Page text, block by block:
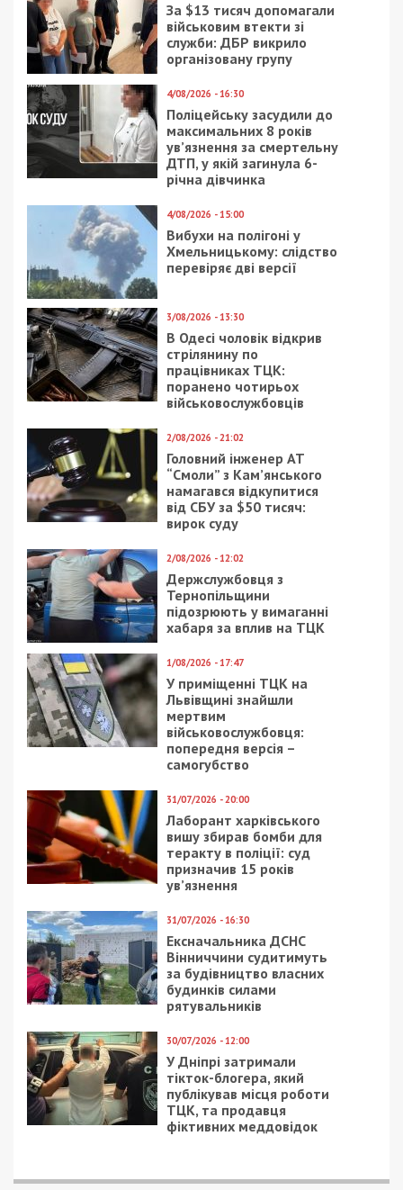
За $13 тисяч допомагали
військовим втекти зі
служби: ДБР викрило
організовану групу
4/08/2026 - 16:30
Поліцейську засудили до
максимальних 8 років
ув’язнення за смертельну
ДТП, у якій загинула 6-
річна дівчинка
4/08/2026 - 15:00
Вибухи на полігоні у
Хмельницькому: слідство
перевіряє дві версії
3/08/2026 - 13:30
В Одесі чоловік відкрив
стрілянину по
працівниках ТЦК:
поранено чотирьох
військовослужбовців
2/08/2026 - 21:02
Головний інженер АТ
“Смоли” з Кам’янського
намагався відкупитися
від СБУ за $50 тисяч:
вирок суду
2/08/2026 - 12:02
Держслужбовця з
Тернопільщини
підозрюють у вимаганні
хабаря за вплив на ТЦК
1/08/2026 - 17:47
У приміщенні ТЦК на
Львівщині знайшли
мертвим
військовослужбовця:
попередня версія –
самогубство
31/07/2026 - 20:00
Лаборант харківського
вишу збирав бомби для
теракту в поліції: суд
призначив 15 років
ув’язнення
31/07/2026 - 16:30
Ексначальника ДСНС
Вінниччини судитимуть
за будівництво власних
будинків силами
рятувальників
30/07/2026 - 12:00
У Дніпрі затримали
тікток-блогера, який
публікував місця роботи
ТЦК, та продавця
фіктивних меддовідок